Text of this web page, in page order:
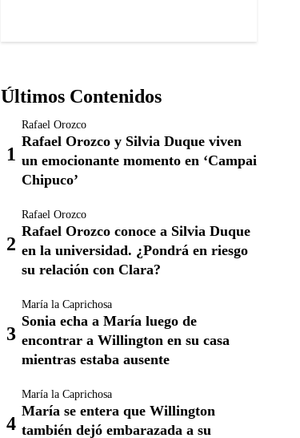
Últimos Contenidos
Rafael Orozco
Rafael Orozco y Silvia Duque viven
un emocionante momento en ‘Campai
Chipuco’
Rafael Orozco
Rafael Orozco conoce a Silvia Duque
en la universidad. ¿Pondrá en riesgo
su relación con Clara?
María la Caprichosa
Sonia echa a María luego de
encontrar a Willington en su casa
mientras estaba ausente
María la Caprichosa
María se entera que Willington
también dejó embarazada a su